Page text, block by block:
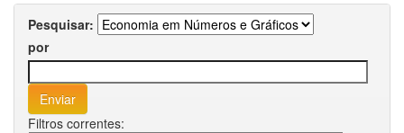
Pesquisar:
por
Filtros correntes: